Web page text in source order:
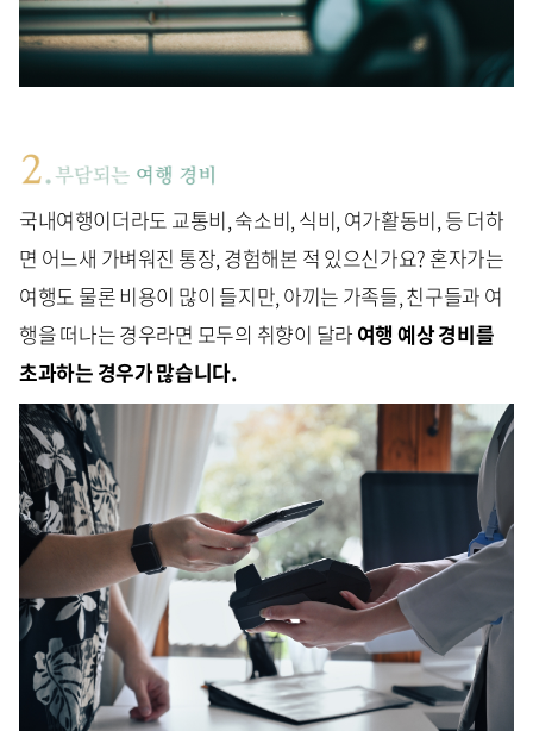
국내여행이더라도 교통비, 숙소비, 식비, 여가활동비, 등 더하
면 어느새 가벼워진 통장, 경험해본 적 있으신가요? 혼자가는
여행도 물론 비용이 많이 들지만, 아끼는 가족들, 친구들과 여
행을 떠나는 경우라면 모두의 취향이 달라 여행 예상 경비를
초과하는 경우가 많습니다.